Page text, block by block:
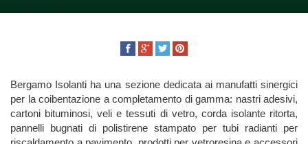
Bergamo Isolanti ha una sezione dedicata ai manufatti sinergici
per la coibentazione a completamento di gamma: nastri adesivi,
cartoni bituminosi, veli e tessuti di vetro, corda isolante ritorta,
pannelli bugnati di polistirene stampato per tubi radianti per